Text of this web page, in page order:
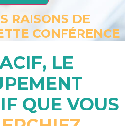
RAISONS DE
CONFÉRENCE
LE
QUE VOUS